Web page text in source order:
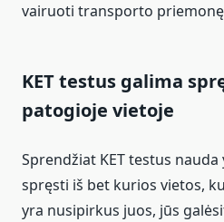
vairuoti transporto
KET testus galima
patogioje vietoje
Sprendžiat KET testus
spręsti iš bet kurios vietos,
yra nusipirkus juos, jūs